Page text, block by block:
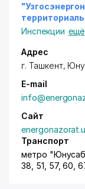
Инспекции ещё
Адрес
г. Ташкент,
E-mail
Сайт
Транспорт
метро
38, 51, 57, 60,